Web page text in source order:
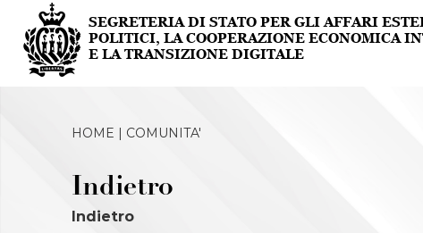
HOME | COMUNITA'
Indietro
Indietro